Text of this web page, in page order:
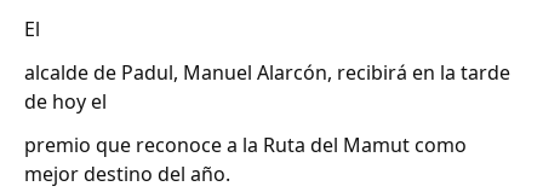
El
alcalde de Padul, Manuel Alarcón, recibirá en la tarde
de hoy el
premio que reconoce a la Ruta del Mamut como
mejor destino del año.